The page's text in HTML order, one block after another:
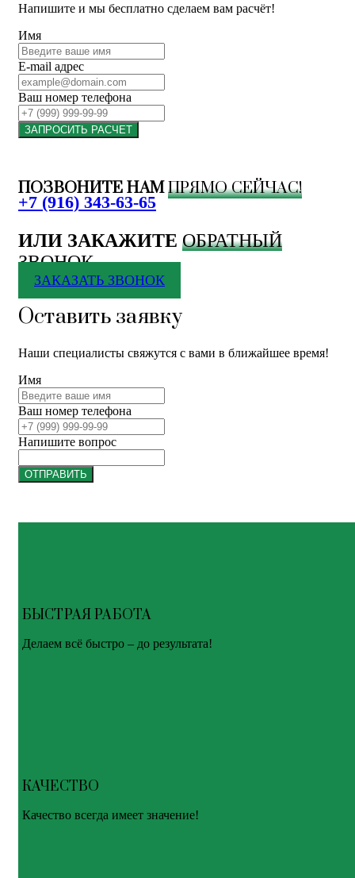
Напишите и мы бесплатно сделаем вам расчёт!
Имя
E-mail адрес
Ваш номер телефона
ЗАПРОСИТЬ РАСЧЕТ
ПОЗВОНИТЕ НАМПРЯМО СЕЙЧАС!
+7 (916) 343-63-65
ИЛИ ЗАКАЖИТЕ ОБРАТНЫЙ
ЗВОНОК
ЗАКАЗАТЬ ЗВОНОК
Оставить заявку
Наши специалисты свяжутся с вами в ближайшее время!
Имя
Ваш номер телефона
Напишите вопрос
ОТПРАВИТЬ
БЫСТРАЯ РАБОТА
Делаем всё быстро – до результата!
КАЧЕСТВО
Качество всегда имеет значение!